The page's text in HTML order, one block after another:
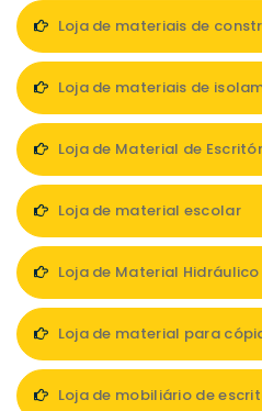
Loja de materiais de
Loja de materiais de
Loja de Material de
Loja de material escolar
Loja de Material Hidráulico
Loja de material para
Loja de mobiliário de